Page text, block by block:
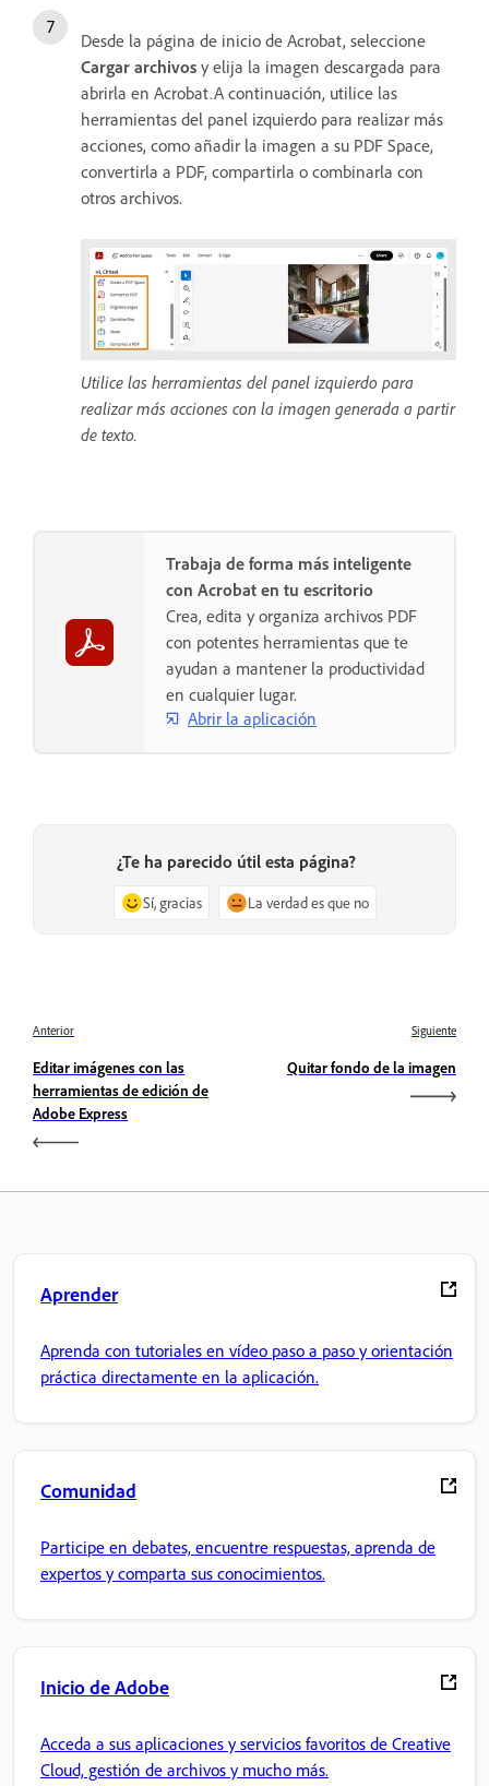
Desde la página de inicio de Acrobat, seleccione
Cargar archivos y elija la imagen descargada para
abrirla en Acrobat.A continuación, utilice las
herramientas del panel izquierdo para realizar más
acciones, como añadir la imagen a su PDF Space,
convertirla a PDF, compartirla o combinarla con
otros archivos.
Utilice las herramientas del panel izquierdo para
realizar más acciones con la imagen generada a partir
de texto.
Trabaja de forma más inteligente
con Acrobat en tu escritorio
Crea, edita y organiza archivos PDF
con potentes herramientas que te
ayudan a mantener la productividad
en cualquier lugar.
Abrir la aplicación
¿Te ha parecido útil esta página?
Sí, gracias La verdad es que no
Anterior
Editar imágenes con las
herramientas de edición de
Adobe Express
Siguiente
Quitar fondo de la imagen
Aprender
Aprenda con tutoriales en vídeo paso a paso y orientación
práctica directamente en la aplicación.
Comunidad
Participe en debates, encuentre respuestas, aprenda de
expertos y comparta sus conocimientos.
Inicio de Adobe
Acceda a sus aplicaciones y servicios favoritos de Creative
Cloud, gestión de archivos y mucho más.